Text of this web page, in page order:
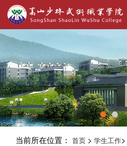
当前所在位置： 首页> 学生工作>